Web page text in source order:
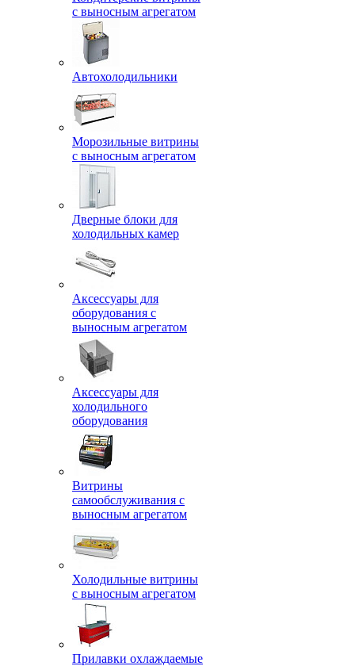
с выносным агрегатом
Автохолодильники
Морозильные витрины
с выносным агрегатом
Дверные блоки для
холодильных камер
Аксессуары для
оборудования с
выносным агрегатом
Аксессуары для
холодильного
оборудования
Витрины
самообслуживания с
выносным агрегатом
Холодильные витрины
с выносным агрегатом
Прилавки охлаждаемые